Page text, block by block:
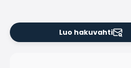
Luo hakuvahti